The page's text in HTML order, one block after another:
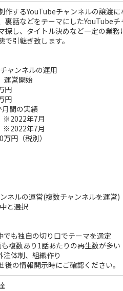
作するYouTubeチャンネルの譲渡に
裏話などをテーマにしたYouTubeチ
探し、タイトル決めなど一定の業
引継ぎ致します。
ャンネルの運用
営開始
円
円
間の実績
※2022年7月
※2022年7月
円（税別）
ネルの運営(複数チャンネルを運営)
と選択
も独自の切り口でテーマを選定
複数あり1話あたりの再生数が多い
体制、組織作り
の情報開示時にご確認ください。